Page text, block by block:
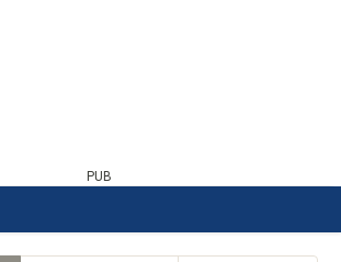
PUB